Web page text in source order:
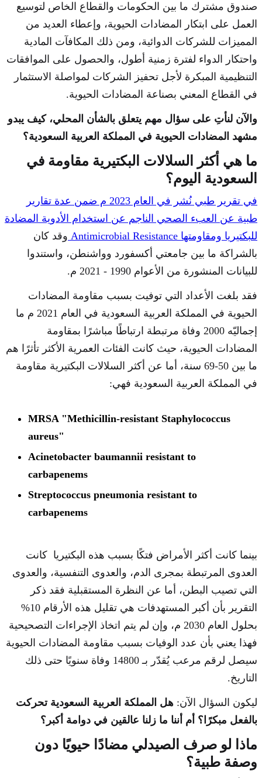
صندوق مشترك ما بين الحكومات والقطاع الخاص لتوسيع
العمل على ابتكار المضادات الحيوية، وإعطاء العديد من
المميزات للشركات الدوائية، ومن ذلك المكافآت المادية
واحتكار الدواء لفترة زمنية أطول، والحصول على الموافقات
التنظيمية المبكرة لأجل تحفيز الشركات لمواصلة الاستثمار
في القطاع المعني بصناعة المضادات الحيوية.
والآن لنأتِ على سؤال مهم يتعلق بالشأن المحلي، كيف يبدو
مشهد المضادات الحيوية في المملكة العربية السعودية؟
ما هي أكثر السلالات البكتيرية مقاومة في
السعودية اليوم؟
في تقرير طبي نُشر في العام 2023 م ضمن عدة تقارير
طبية عن العبء الصحي الناجم عن استخدام الأدوية المضادة
للبكتيريا ومقاومتها Antimicrobial Resistance
وقد كان
بالشراكة ما بين جامعتي أكسفورد وواشنطن، واستندوا
للبيانات المنشورة من الأعوام 1990 - 2021 م.
فقد بلغت الأعداد التي توفيت بسبب مقاومة المضادات
الحيوية في المملكة العربية السعودية في العام 2021 م ما
إجماليّه 2000 وفاة مرتبطة ارتباطًا مباشرًا بمقاومة
المضادات الحيوية، حيث كانت الفئات العمرية الأكثر تأثرًا هم
ما بين 50-69 سنة، أما عن أكثر السلالات البكتيرية مقاومة
في المملكة العربية السعودية فهي:
MRSA "Methicillin-resistant Staphylococcus
aureus"
Acinetobacter baumannii resistant to
carbapenems
Streptococcus pneumonia resistant to
carbapenems
بينما كانت أكثر الأمراض فتكًا بسبب هذه البكتيريا كانت
العدوى المرتبطة بمجرى الدم، والعدوى التنفسية، والعدوى
التي تصيب البطن، أما عن النظرة المستقبلية فقد ذكر
التقرير بأن أكبر المستهدفات هي تقليل هذه الأرقام 10%
بحلول العام 2030 م، وإن لم يتم اتخاذ الإجراءات التصحيحية
فهذا يعني بأن عدد الوفيات بسبب مقاومة المضادات الحيوية
سيصل لرقم مرعب يُقدّر بـ 14800 وفاة سنويًا حتى ذلك
التاريخ.
ليكون السؤال الآن: هل المملكة العربية السعودية تحركت
بالفعل مبكرًا؟ أم أننا ما زلنا عالقين في دوامة أكبر؟
ماذا لو صرف الصيدلي مضادًا حيويًا دون
وصفة طبية؟